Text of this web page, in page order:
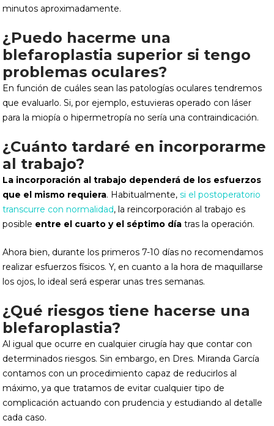
minutos aproximadamente.
¿Puedo hacerme una
blefaroplastia superior si tengo
problemas oculares?
En función de cuáles sean las patologías oculares tendremos
que evaluarlo. Si, por ejemplo, estuvieras operado con láser
para la miopía o hipermetropía no sería una contraindicación.
¿Cuánto tardaré en incorporarme
al trabajo?
La incorporación al trabajo dependerá de los esfuerzos
que el mismo requiera. Habitualmente,si el postoperatorio
transcurre con normalidad, la reincorporación al trabajo es
posible entre el cuarto y el séptimo día tras la operación.
Ahora bien, durante los primeros 7-10 días no recomendamos
realizar esfuerzos físicos. Y, en cuanto a la hora de maquillarse
los ojos, lo ideal será esperar unas tres semanas.
¿Qué riesgos tiene hacerse una
blefaroplastia?
Al igual que ocurre en cualquier cirugía hay que contar con
determinados riesgos. Sin embargo, en Dres. Miranda García
contamos con un procedimiento capaz de reducirlos al
máximo, ya que tratamos de evitar cualquier tipo de
complicación actuando con prudencia y estudiando al detalle
cada caso.